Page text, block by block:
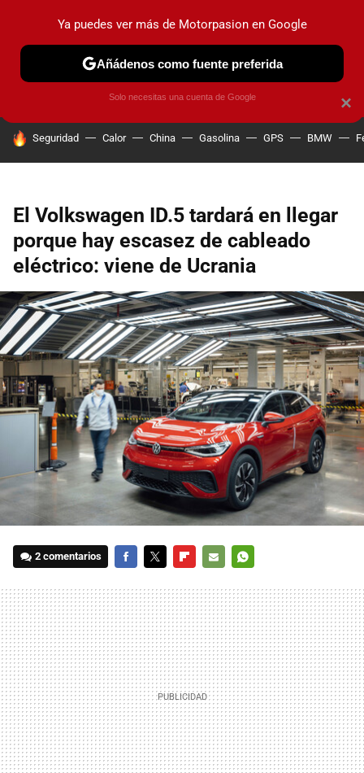
PRUEBAS COCHES ELÉCTRICOS OBSERVATORIO
HOY SE HABLA DE
Seguridad Calor China Gasolina GPS BMW
El Volkswagen ID.5 tardará en llegar
porque hay escasez de cableado
eléctrico: viene de Ucrania
2 comentarios
MAIL
×
Ya puedes ver más de Motorpasion en Google
Añádenos como fuente preferida
Solo necesitas una cuenta de Google